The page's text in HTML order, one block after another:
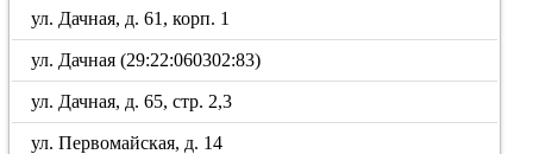
ул. Дачная, д. 61, корп. 1
ул. Дачная (29:22:060302:83)
ул. Дачная, д. 65, стр. 2,3
ул. Первомайская, д. 14